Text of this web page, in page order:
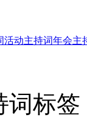
活动主持词年会主
词标签